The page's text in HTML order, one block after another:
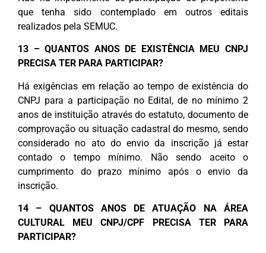
que tenha sido contemplado em outros editais
realizados pela SEMUC.
13 – QUANTOS ANOS DE EXISTÊNCIA MEU CNPJ
PRECISA TER PARA PARTICIPAR?
Há exigências em relação ao tempo de existência do
CNPJ para a participação no Edital, de no mínimo 2
anos de instituição através do estatuto, documento de
comprovação ou situação cadastral do mesmo, sendo
considerado no ato do envio da inscrição já estar
contado o tempo mínimo. Não sendo aceito o
cumprimento do prazo mínimo após o envio da
inscrição.
14 – QUANTOS ANOS DE ATUAÇÃO NA ÁREA
CULTURAL MEU CNPJ/CPF PRECISA TER PARA
PARTICIPAR?